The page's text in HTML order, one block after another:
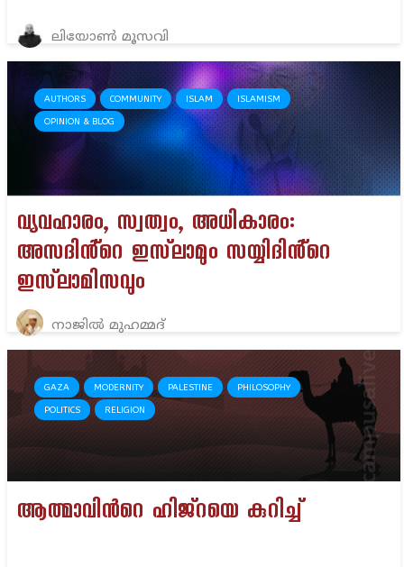
ലിയോണ്‍ മൂസവി
AUTHORS COMMUNITY ISLAM ISLAMISM
OPINION & BLOG
വ്യവഹാരം, സ്വത്വം, അധികാരം:
അസദിൻ്റെ ഇസ്‌ലാമും സയ്യിദിൻ്റെ
ഇസ്‌ലാമിസവും
നാജിൽ മുഹമ്മദ്
GAZA MODERNITY PALESTINE PHILOSOPHY
POLITICS RELIGION
ആത്മാവിൻറെ ഹിജ്റയെ കുറിച്ച്